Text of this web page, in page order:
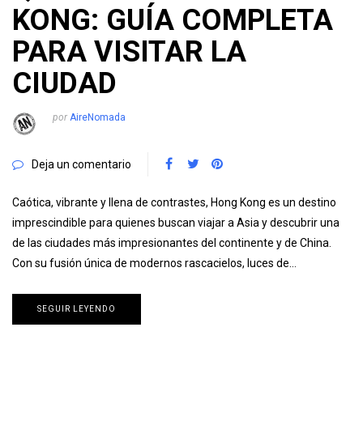
KONG: GUÍA COMPLETA
PARA VISITAR LA
CIUDAD
por AireNomada
Deja un comentario
Caótica, vibrante y llena de contrastes, Hong Kong es un destino
imprescindible para quienes buscan viajar a Asia y descubrir una
de las ciudades más impresionantes del continente y de China.
Con su fusión única de modernos rascacielos, luces de…
SEGUIR LEYENDO